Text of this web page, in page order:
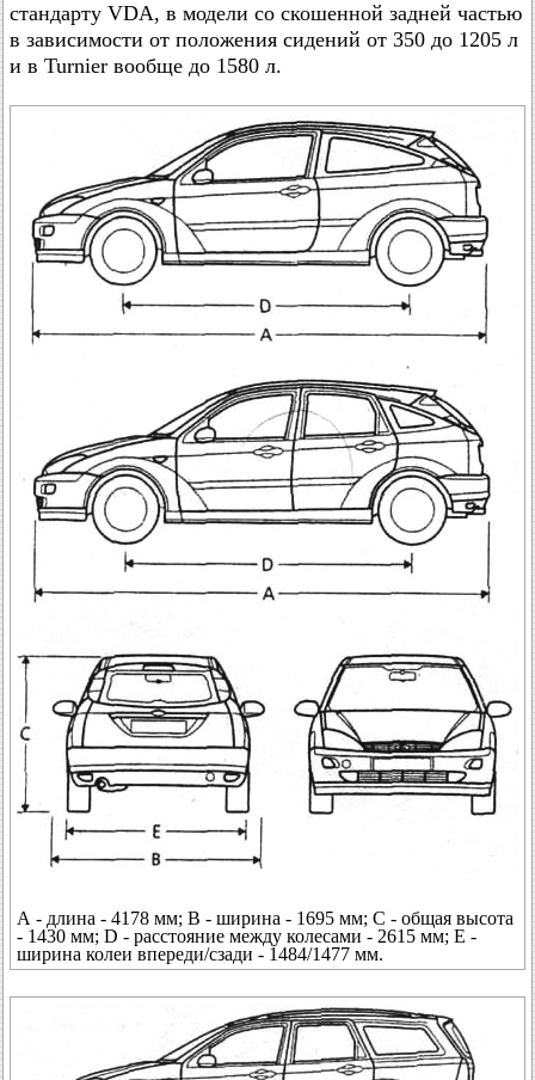
стандарту VDA, в модели со скошенной задней частью
в зависимости от положения сидений от 350 до 1205 л
и в Turnier вообще до 1580 л.
А - длина - 4178 мм; В - ширина - 1695 мм; С - общая высота
- 1430 мм; D - расстояние между колесами - 2615 мм; Е -
ширина колеи впереди/сзади - 1484/1477 мм.